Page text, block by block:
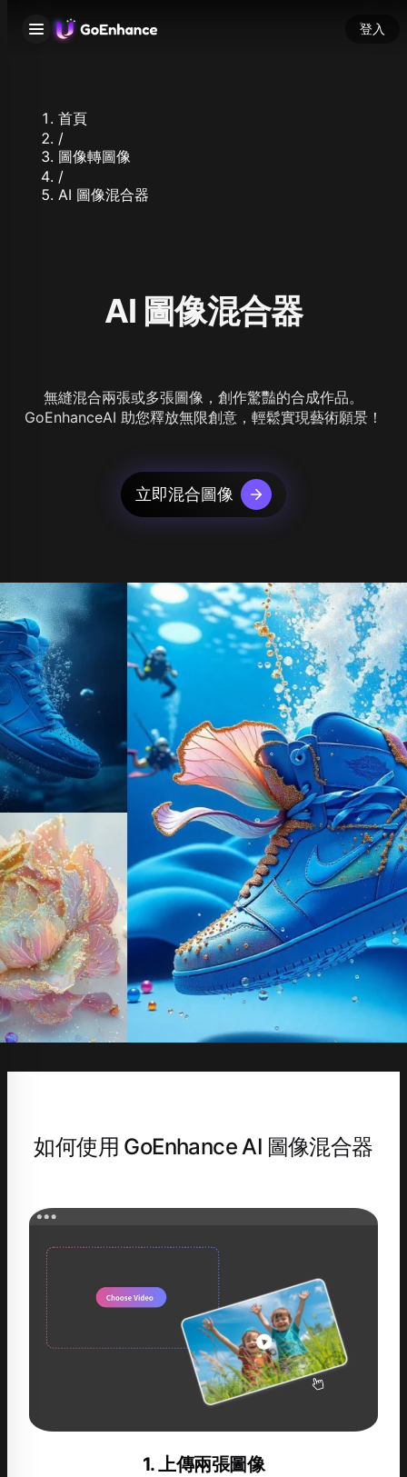
登入
首頁
/
圖像轉圖像
/
AI 圖像混合器
AI 圖像混合器
無縫混合兩張或多張圖像，創作驚豔的合成作品。
GoEnhanceAI 助您釋放無限創意，輕鬆實現藝術願景！
立即混合圖像
如何使用 GoEnhance AI 圖像混合器
1. 上傳兩張圖像